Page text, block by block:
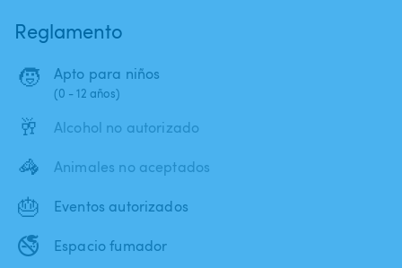
Reglamento
🧒 Apto para niños
(0 - 12 años)
🥂 Alcohol no autorizado
🦓 Animales no aceptados
🎂 Eventos autorizados
🚭 Espacio fumador